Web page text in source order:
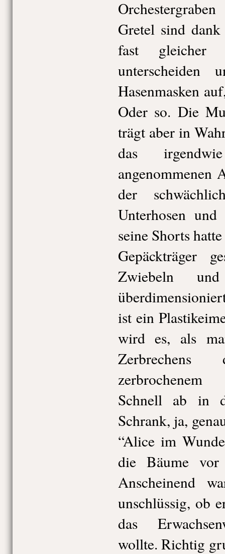
Gretel sind
fast gleicher
unterscheiden
Hasenmasken
Oder so. Die
trägt aber in
das
angenommenen
der
Unterhosen
seine Shorts
Gepäckträger
Zwiebeln
ist ein
wird es, als
Schnell ab in
Schrank, ja,
“Alice im
die Bäume vor
Anscheinend
unschlüssig, ob
das
wollte. Richtig